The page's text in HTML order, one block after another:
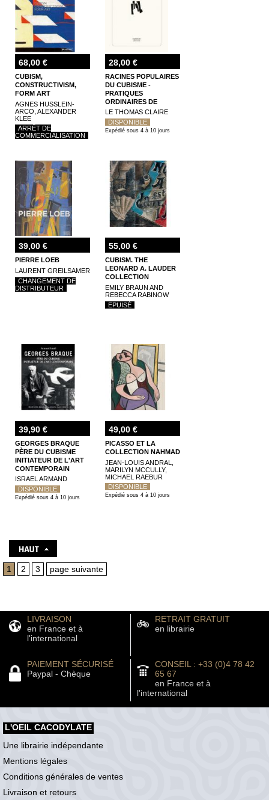
68,00 €
CUBISM,
CONSTRUCTIVISM,
FORM ART
AGNES HUSSLEIN-
ARCO, ALEXANDER
KLEE
ARRÊT DE
COMMERCIALISATION
28,00 €
RACINES POPULAIRES
DU CUBISME -
PRATIQUES
ORDINAIRES DE
CRÉATION ET ART
SAVANT
LE THOMAS CLAIRE
DISPONIBLE
Expédié sous 4 à 10 jours
39,00 €
PIERRE LOEB
LAURENT GREILSAMER
CHANGEMENT DE
DISTRIBUTEUR
55,00 €
CUBISM. THE
LEONARD A. LAUDER
COLLECTION
EMILY BRAUN AND
REBECCA RABINOW
EPUISÉ
39,90 €
GEORGES BRAQUE
PÈRE DU CUBISME
INITIATEUR DE L'ART
CONTEMPORAIN
ISRAEL ARMAND
DISPONIBLE
Expédié sous 4 à 10 jours
49,00 €
PICASSO ET LA
COLLECTION NAHMAD
JEAN-LOUIS ANDRAL,
MARILYN MCCULLY,
MICHAEL RAEBUR
DISPONIBLE
Expédié sous 4 à 10 jours
1 2 3 page suivante
LIVRAISON
en France et à
l'international
RETRAIT GRATUIT
en librairie
PAIEMENT SÉCURISÉ
Paypal - Chèque
CONSEIL : +33 (0)4 78 42
65 67
en France et à
l'international
L'OEIL CACODYLATE
Une librairie indépendante
Mentions légales
Conditions générales de ventes
Livraison et retours